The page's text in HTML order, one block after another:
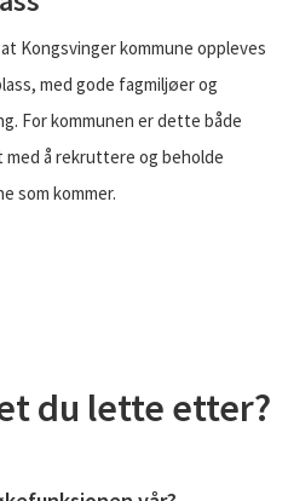
Kongsvinger kommune oppleves
med gode fagmiljøer og
For kommunen er dette både
å rekruttere og beholde
som kommer.
du lette etter?